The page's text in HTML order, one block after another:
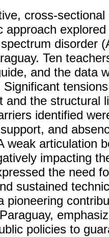
cross-
approach
disorder
Ten
and the data
Significant
and the structural
identified
and
weak articulation
impacting
the need
sustained
pioneering
policies to